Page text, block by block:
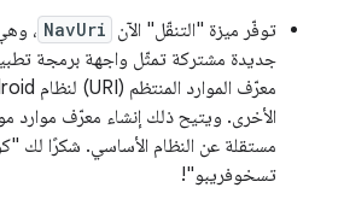
توفّر ميزة "التنقّل" الآن NavUri ،
جديدة مشتركة تمثّل واجهة برمجة
الأخرى. ويتيح ذلك إنشاء معرّف موارد
مستقلة عن النظام الأساسي. شكرًا لك
تسخوفريبو"!